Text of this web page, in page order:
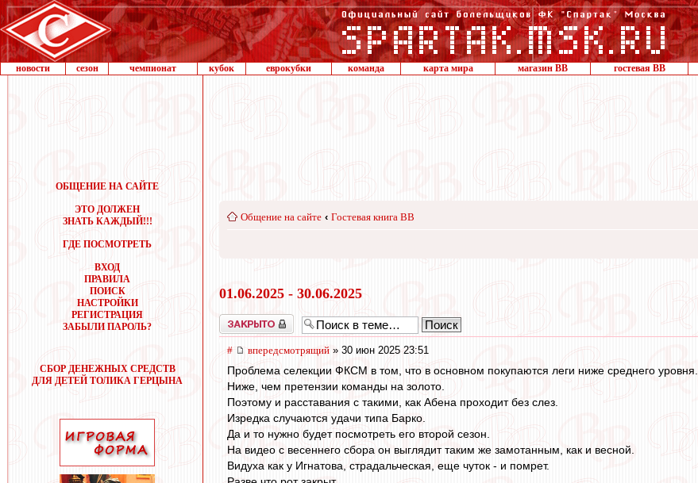
новости сезон чемпионат кубок еврокубки команда карта мира магазин ВВ гостевая ВВ
ОБЩЕНИЕ НА САЙТЕ
ЭТО ДОЛЖЕН
ЗНАТЬ КАЖДЫЙ!!!
ГДЕ ПОСМОТРЕТЬ
ВХОД
ПРАВИЛА
ПОИСК
НАСТРОЙКИ
РЕГИСТРАЦИЯ
ЗАБЫЛИ ПАРОЛЬ?
СБОР ДЕНЕЖНЫХ СРЕДСТВ
ДЛЯ ДЕТЕЙ ТОЛИКА ГЕРЦЫНА
Общение на сайте ‹ Гостевая книга ВВ
01.06.2025 - 30.06.2025
Закрыто
# впередсмотрящий » 30 июн 2025 23:51
Проблема селекции ФКСМ в том, что в основном покупаются леги ниже среднего уровня.
Ниже, чем претензии команды на золото.
Поэтому и расставания с такими, как Абена проходит без слез.
Изредка случаются удачи типа Барко.
Да и то нужно будет посмотреть его второй сезон.
На видео с весеннего сбора он выглядит таким же замотанным, как и весной.
Видуха как у Игнатова, страдальческая, еще чуток - и помрет.